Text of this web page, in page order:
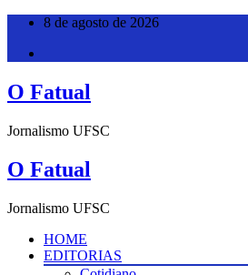
Pular
8 de agosto de 2026
O Fatual
Jornalismo UFSC
O Fatual
Jornalismo UFSC
HOME
EDITORIAS